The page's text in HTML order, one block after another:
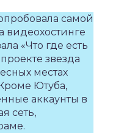
самой
видеохостинге
«Что где есть
звезда
местах
Ютуба,
аккаунты в
сеть,